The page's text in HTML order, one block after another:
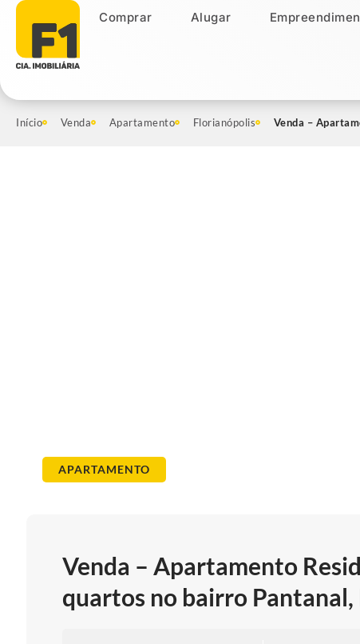
Comprar Alugar
Comprar Alugar
Início Venda Apartamento Florianópolis Venda –
APARTAMENTO
Venda – Apartamento
quartos no bairro